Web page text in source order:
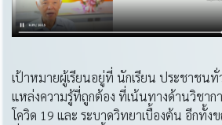
เป้าหมายผู้เรียนอยู่ที่ นักเรียน ประชาชนทั่
แหล่งความรู้ที่ถูกต้อง ที่เน้นทางด้านวิชากา
โควิด 19 และ ระบาดวิทยาเบื้องต้น อีกทั้